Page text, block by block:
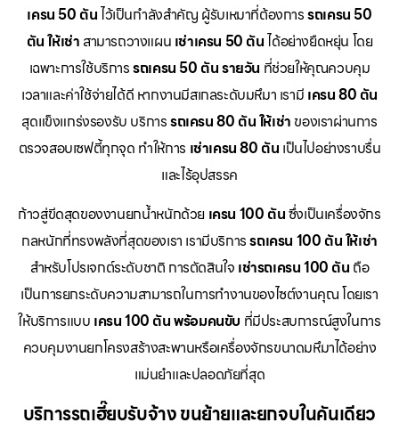
เครน 50 ตันไว้เป็นกำลังสำคัญ ผู้รับเหมาที่ต้องการรถเครน 50
ตัน ให้เช่า สามารถวางแผน เช่าเครน 50 ตันได้อย่างยืดหยุ่น โดย
เฉพาะการใช้บริการรถเครน 50 ตัน รายวัน ที่ช่วยให้คุณควบคุม
เวลาและค่าใช้จ่ายได้ดี หากงานมีสเกลระดับมหึมา เรามี เครน 80 ตัน
สุดแข็งแกร่งรองรับ บริการรถเครน 80 ตัน ให้เช่า ของเราผ่านการ
ตรวจสอบเซฟตี้ทุกจุด ทำให้การ เช่าเครน 80 ตัน เป็นไปอย่างราบรื่น
และไร้อุปสรรค
ก้าวสู่ขีดสุดของงานยกน้ำหนักด้วย เครน 100 ตันซึ่งเป็นเครื่องจักร
กลหนักที่ทรงพลังที่สุดของเรา เรามีบริการรถเครน 100 ตัน ให้เช่า
สำหรับโปรเจกต์ระดับชาติ การตัดสินใจ เช่ารถเครน 100 ตัน ถือ
เป็นการยกระดับความสามารถในการทำงานของไซต์งานคุณ โดยเรา
ให้บริการแบบ เครน 100 ตัน พร้อมคนขับ ที่มีประสบการณ์สูงในการ
ควบคุมงานยกโครงสร้างสะพานหรือเครื่องจักรขนาดมหึมาได้อย่าง
แม่นยำและปลอดภัยที่สุด
บริการรถเฮี๊ยบรับจ้าง ขนย้ายและยกจบในคันเดียว